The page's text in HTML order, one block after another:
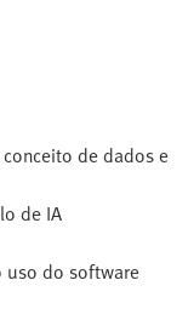
de dados e
de IA
uso do software